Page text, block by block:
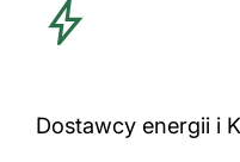
Dostawcy energii i